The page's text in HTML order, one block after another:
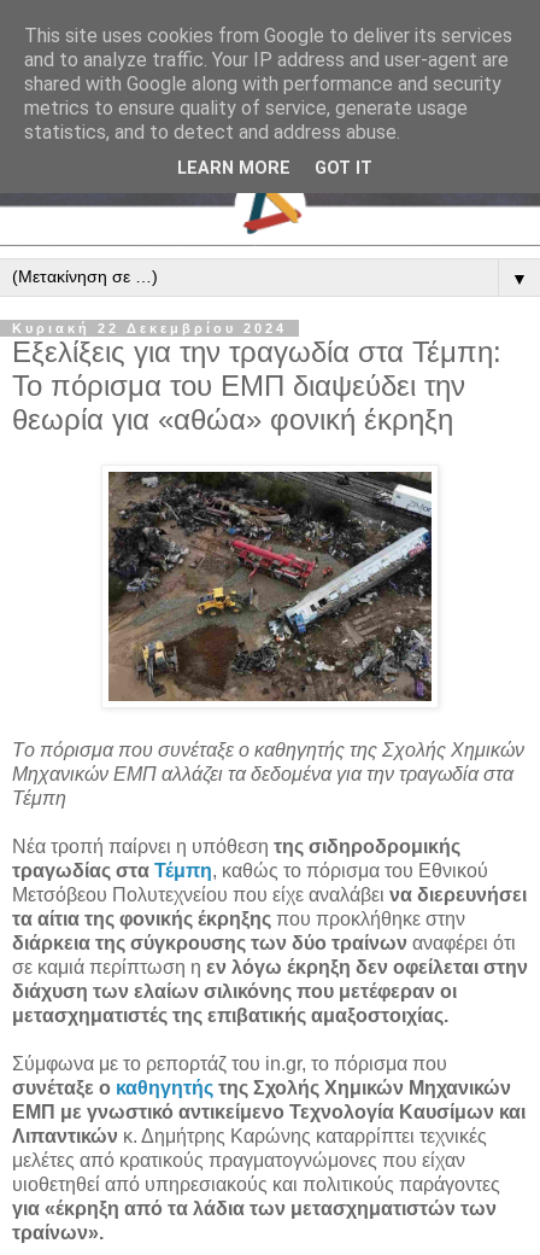
▼
Κυριακή 22 Δεκεμβρίου 2024
Εξελίξεις για την τραγωδία στα Τέμπη:
Το πόρισμα του ΕΜΠ διαψεύδει την
θεωρία για «αθώα» φονική έκρηξη
Tο πόρισμα που συνέταξε ο καθηγητής της Σχολής Χημικών
Μηχανικών ΕΜΠ αλλάζει τα δεδομένα για την τραγωδία στα
Τέμπη
Νέα τροπή παίρνει η υπόθεση της σιδηροδρομικής
τραγωδίας στα Τέμπη, καθώς το πόρισμα του Εθνικού
Μετσόβεου Πολυτεχνείου που είχε αναλάβει να διερευνήσει
τα αίτια της φονικής έκρηξης που προκλήθηκε στην
διάρκεια της σύγκρουσης των δύο τραίνων αναφέρει ότι
σε καμιά περίπτωση η εν λόγω έκρηξη δεν οφείλεται στην
διάχυση των ελαίων σιλικόνης που μετέφεραν οι
μετασχηματιστές της επιβατικής αμαξοστοιχίας.
Σύμφωνα με το ρεπορτάζ του in.gr, το πόρισμα που
συνέταξε ο καθηγητής της Σχολής Χημικών Μηχανικών
ΕΜΠ με γνωστικό αντικείμενο Τεχνολογία Καυσίμων και
Λιπαντικών κ. Δημήτρης Καρώνης καταρρίπτει τεχνικές
μελέτες από κρατικούς πραγματογνώμονες που είχαν
υιοθετηθεί από υπηρεσιακούς και πολιτικούς παράγοντες
για «έκρηξη από τα λάδια των μετασχηματιστών των
τραίνων».
This site uses cookies from Google to deliver its services
and to analyze traffic. Your IP address and user-agent are
shared with Google along with performance and security
metrics to ensure quality of service, generate usage
statistics, and to detect and address abuse.
LEARN MORE GOT IT